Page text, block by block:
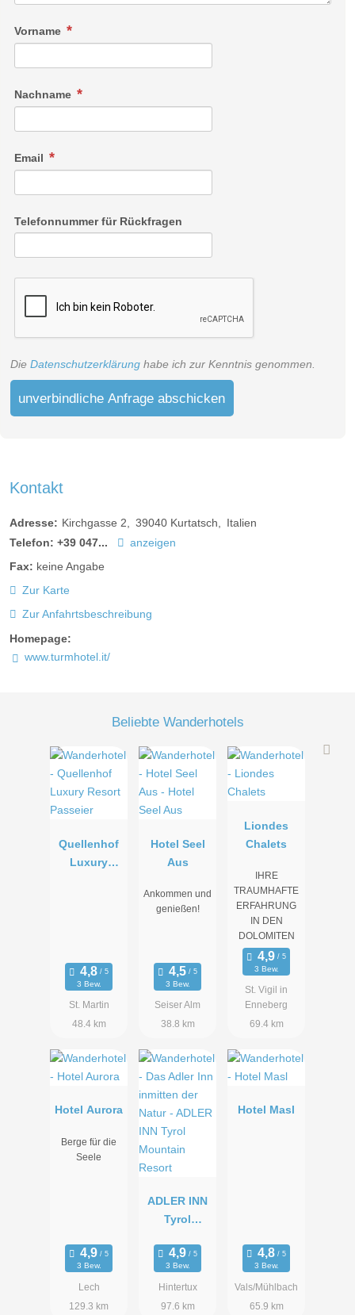
Vorname
Nachname
Email
Telefonnummer für Rückfragen
Die Datenschutzerklärung habe ich zur Kenntnis genommen.
unverbindliche Anfrage abschicken
Kontakt
Adresse: Kirchgasse 2 39040 Kurtatsch
Italien
Telefon: +39 047...
anzeigen
Fax: keine Angabe
Zur Karte
Zur Anfahrtsbeschreibung
Homepage:
www.turmhotel.it/
Beliebte Wanderhotels
Quellenhof
Luxury
3 Bew.
St. Martin
48.4 km
Hotel Seel
Aus
Ankommen und
genießen!
3 Bew.
Seiser Alm
38.8 km
Liondes
Chalets
IHRE
TRAUMHAFTE
ERFAHRUNG
IN DEN
DOLOMITEN
3 Bew.
St. Vigil in
Enneberg
69.4 km
Hotel Aurora
Berge für die
Seele
3 Bew.
Lech
129.3 km
ADLER INN
Tyrol
Resort
3 Bew.
Hintertux
97.6 km
Hotel Masl
3 Bew.
Vals/Mühlbach
65.9 km